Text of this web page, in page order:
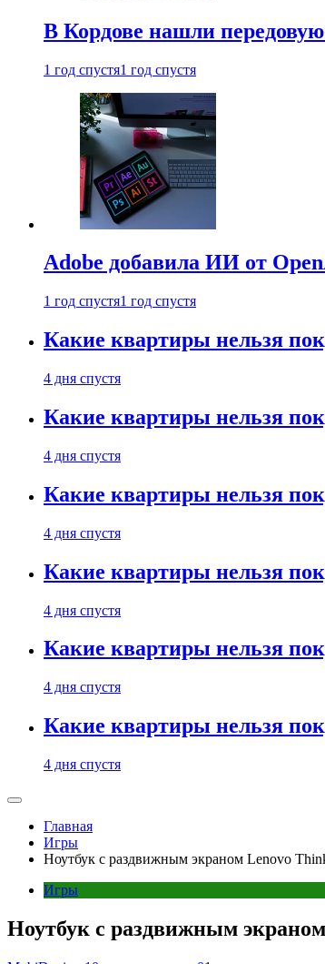
В Кордове нашли
1 год спустя1 год спустя
Adobe добавила ИИ от
1 год спустя1 год спустя
Какие квартиры нельзя
4 дня спустя
Какие квартиры нельзя
4 дня спустя
Какие квартиры нельзя
4 дня спустя
Какие квартиры нельзя
4 дня спустя
Какие квартиры нельзя
4 дня спустя
Какие квартиры нельзя
4 дня спустя
Главная
Игры
Ноутбук с раздвижным экраном Lenovo
Игры
Ноутбук с раздвижным